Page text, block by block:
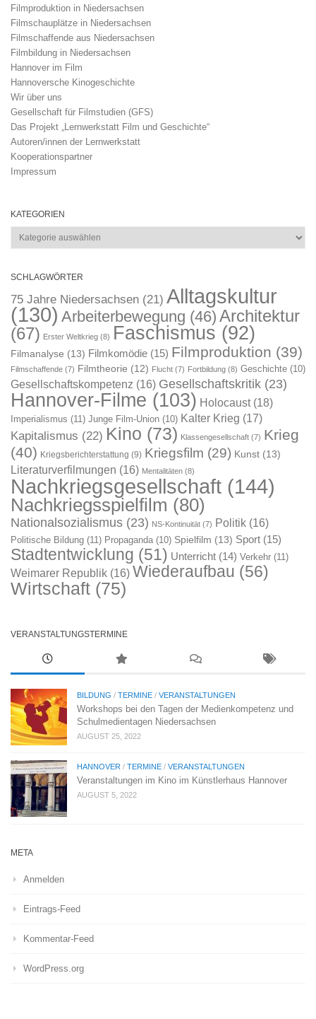
Filmproduktion in Niedersachsen
Filmschauplätze in Niedersachsen
Filmschaffende aus Niedersachsen
Filmbildung in Niedersachsen
Hannover im Film
Hannoversche Kinogeschichte
Wir über uns
Gesellschaft für Filmstudien (GFS)
Das Projekt „Lernwerkstatt Film und Geschichte“
Autoren/innen der Lernwerkstatt
Kooperationspartner
Impressum
KATEGORIEN
Kategorien
SCHLAGWÖRTER
75 Jahre Niedersachsen (21) Alltagskultur
(130) Arbeiterbewegung (46) Architektur
(67) Erster Weltkrieg (8) Faschismus (92)
Filmanalyse (13) Filmkomödie (15) Filmproduktion (39)
Filmschaffende (7) Filmtheorie (12) Flucht (7) Fortbildung (8) Geschichte (10)
Gesellschaftskompetenz (16) Gesellschaftskritik (23)
Hannover-Filme (103) Holocaust(18)
Imperialismus (11) Junge Film-Union (10) Kalter Krieg (17)
Kapitalismus (22) Kino (73) Klassengesellschaft (7) Krieg
(40) Kriegsberichterstattung (9) Kriegsfilm (29) Kunst (13)
Literaturverfilmungen (16) Mentalitäten (8)
Nachkriegsgesellschaft (144)
Nachkriegsspielfilm (80)
Nationalsozialismus (23) NS-Kontinuität (7) Politik (16)
Politische Bildung (11) Propaganda (10) Spielfilm (13) Sport (15)
Stadtentwicklung (51) Unterricht (14) Verkehr (11)
Weimarer Republik (16) Wiederaufbau (56)
Wirtschaft (75)
VERANSTALTUNGSTERMINE
BILDUNG / TERMINE / VERANSTALTUNGEN
Workshops bei den Tagen der Medienkompetenz und
Schulmedientagen Niedersachsen
AUGUST 25, 2022
HANNOVER / TERMINE / VERANSTALTUNGEN
Veranstaltungen im Kino im Künstlerhaus Hannover
AUGUST 5, 2022
META
Anmelden
Eintrags-Feed
Kommentar-Feed
WordPress.org